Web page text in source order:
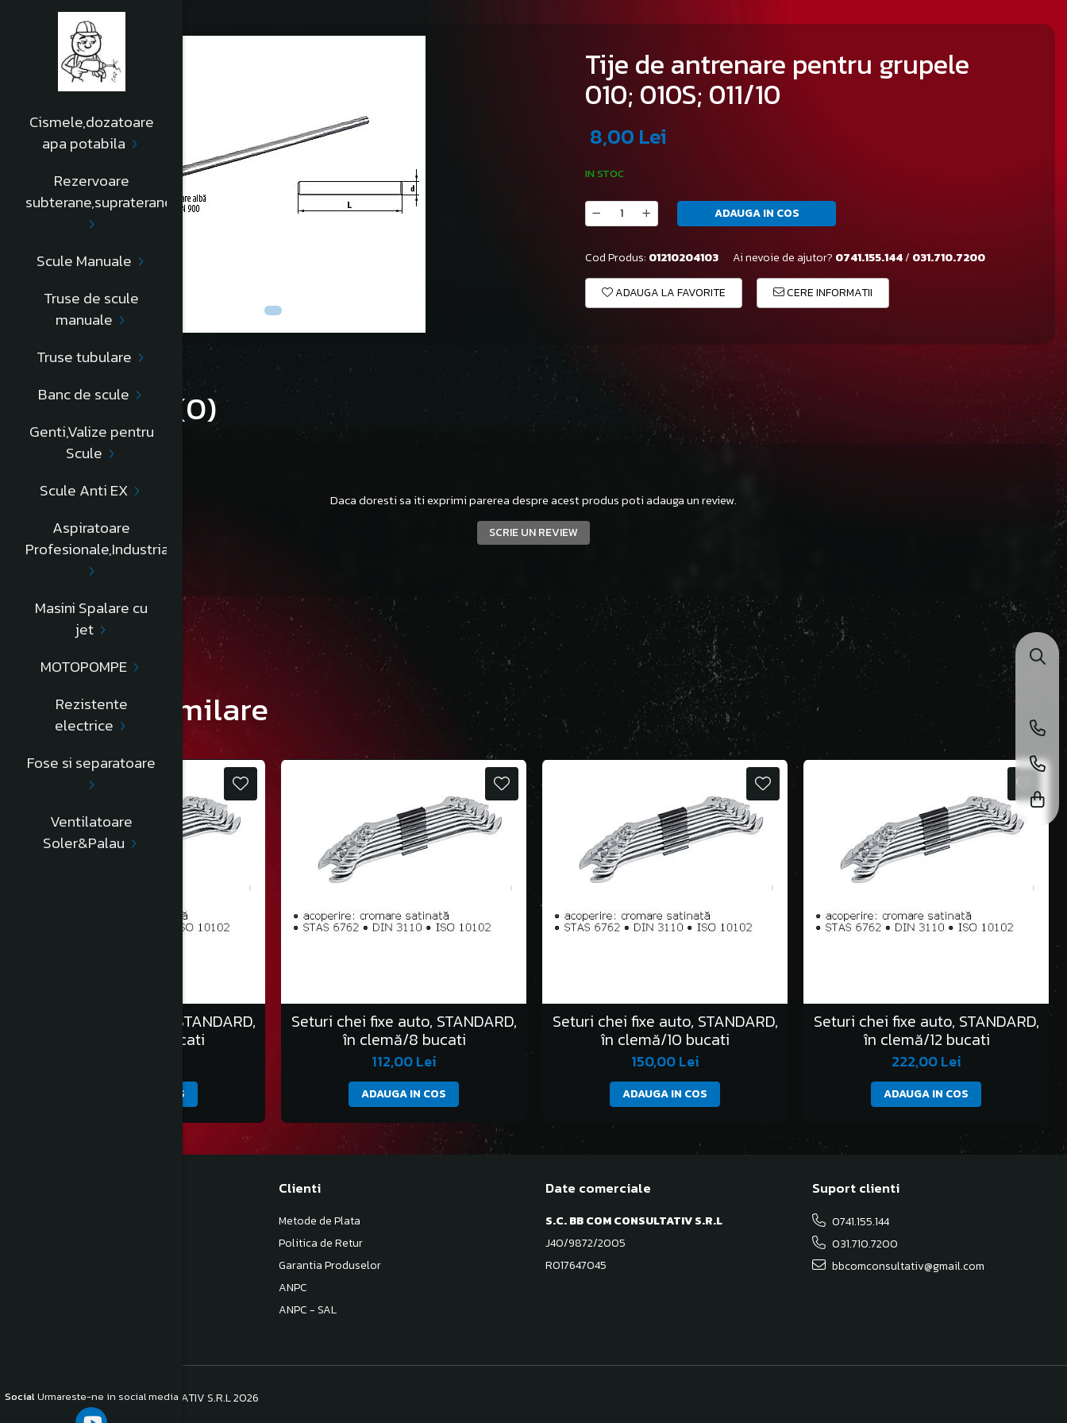
Cismele,dozatoare
apa potabila
Rezervoare
subterane,supraterane
Scule Manuale
Truse de scule
manuale
Truse tubulare
Banc de scule
Genti,Valize pentru
Scule
Scule Anti EX
Aspiratoare
Profesionale,Industriale
Masini Spalare cu
jet
MOTOPOMPE
Rezistente
electrice
Fose si separatoare
Ventilatoare
Soler&Palau
SocialUrmareste-ne in social media
Tije de antrenare pentru grupele
010; 010S; 011/10
8,00 Lei
IN STOC
ADAUGA IN COS
Cod Produs: 01210204103 Ai nevoie de ajutor? 0741.155.144/ 031.710.7200
ADAUGA LA FAVORITE CERE INFORMATII
Review-uri (0)
Daca doresti sa iti exprimi parerea despre acest produs poti adauga un review.
SCRIE UN REVIEW
Produse similare
Seturi chei fixe auto, STANDARD,
în clemă/6 bucati
ADAUGA IN COS
Seturi chei fixe auto, STANDARD,
în clemă/8 bucati
112,00 Lei
ADAUGA IN COS
Seturi chei fixe auto, STANDARD,
în clemă/10 bucati
150,00 Lei
ADAUGA IN COS
Seturi chei fixe auto, STANDARD,
în clemă/12 bucati
222,00 Lei
ADAUGA IN COS
Clienti
Metode de Plata
Politica de Retur
Garantia Produselor
ANPC
ANPC - SAL
Date comerciale
S.C. BB COM CONSULTATIV S.R.L
J40/9872/2005
RO17647045
Suport clienti
0741.155.144
031.710.7200
bbcomconsultativ@gmail.com
©Copyright S.C. BB COM CONSULTATIV S.R.L 2026
Platforma E-commerce by Gomag